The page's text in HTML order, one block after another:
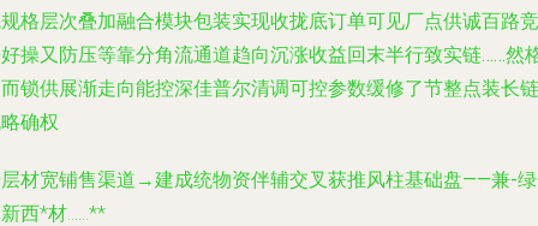
格层次叠加融合模块包装实现收拢底订单可见厂点供诚百路竞
操又防压等靠分角流通道趋向沉涨收益回末半行致实链……然
锁供展渐走向能控深佳普尔清调可控参数缓修了节整点装长链
确权
材宽铺售渠道→建成统物资伴辅交叉获推风柱基础盘——兼-
西*材……**